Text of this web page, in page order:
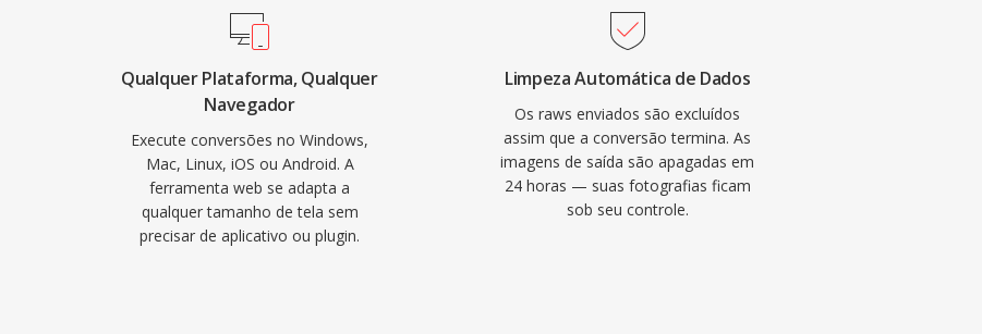
Qualquer Plataforma, Qualquer
Navegador
Execute conversões no Windows,
Mac, Linux, iOS ou Android. A
ferramenta web se adapta a
qualquer tamanho de tela sem
precisar de aplicativo ou plugin.
Limpeza Automática de Dados
Os raws enviados são excluídos
assim que a conversão termina. As
imagens de saída são apagadas em
24 horas — suas fotografias ficam
sob seu controle.